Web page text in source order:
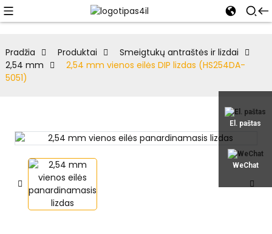
El. paštas
WeChat
Pradžia Produktai
Smeigtukų antraštės ir lizdai
2,54 mm
2,54 mm vienos eilės DIP lizdas (HS254DA-
5051)